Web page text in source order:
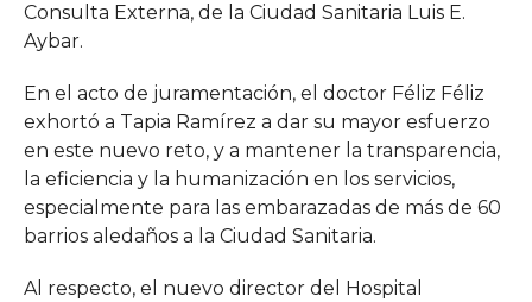
Consulta Externa, de la Ciudad Sanitaria Luis E.
Aybar.
En el acto de juramentación, el doctor Féliz Féliz
exhortó a Tapia Ramírez a dar su mayor esfuerzo
en este nuevo reto, y a mantener la transparencia,
la eficiencia y la humanización en los servicios,
especialmente para las embarazadas de más de 60
barrios aledaños a la Ciudad Sanitaria.
Al respecto, el nuevo director del Hospital